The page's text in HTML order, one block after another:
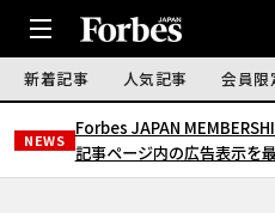
新着記事 人気記事 会員限
NEWS
Forbes JAPAN
記事ページ内の広告表示を